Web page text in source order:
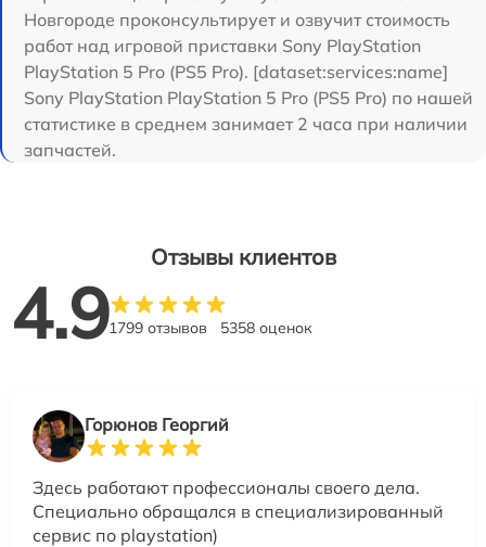
Новгороде проконсультирует и озвучит стоимость
работ над игровой приставки Sony PlayStation
PlayStation 5 Pro (PS5 Pro). [dataset:services:name]
Sony PlayStation PlayStation 5 Pro (PS5 Pro) по нашей
статистике в среднем занимает 2 часа при наличии
запчастей.
Отзывы клиентов
4.91799 отзывов 5358 оценок
Горюнов Георгий
Здесь работают профессионалы своего дела.
Специально обращался в специализированный
сервис по playstation)